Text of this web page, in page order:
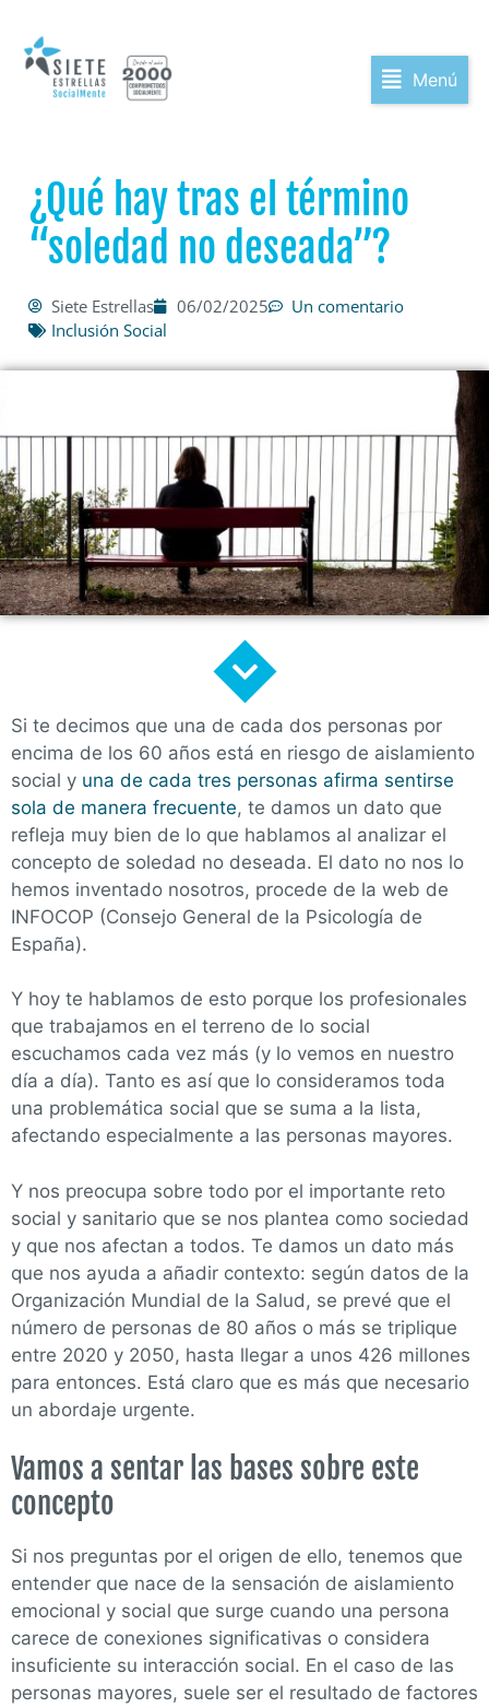
Menú
¿Qué hay tras el término
“soledad no deseada”?
Siete Estrellas 06/02/2025
Un comentario
Inclusión Social
Si te decimos que una de cada dos personas por
encima de los 60 años está en riesgo de aislamiento
social y una de cada tres personas afirma sentirse
sola de manera frecuente, te damos un dato que
refleja muy bien de lo que hablamos al analizar el
concepto de soledad no deseada. El dato no nos lo
hemos inventado nosotros, procede de la web de
INFOCOP (Consejo General de la Psicología de
España).
Y hoy te hablamos de esto porque los profesionales
que trabajamos en el terreno de lo social
escuchamos cada vez más (y lo vemos en nuestro
día a día). Tanto es así que lo consideramos toda
una problemática social que se suma a la lista,
afectando especialmente a las personas mayores.
Y nos preocupa sobre todo por el importante reto
social y sanitario que se nos plantea como sociedad
y que nos afectan a todos. Te damos un dato más
que nos ayuda a añadir contexto: según datos de la
Organización Mundial de la Salud, se prevé que el
número de personas de 80 años o más se triplique
entre 2020 y 2050, hasta llegar a unos 426 millones
para entonces. Está claro que es más que necesario
un abordaje urgente.
Vamos a sentar las bases sobre este
concepto
Si nos preguntas por el origen de ello, tenemos que
entender que nace de la sensación de aislamiento
emocional y social que surge cuando una persona
carece de conexiones significativas o considera
insuficiente su interacción social. En el caso de las
personas mayores, suele ser el resultado de factores